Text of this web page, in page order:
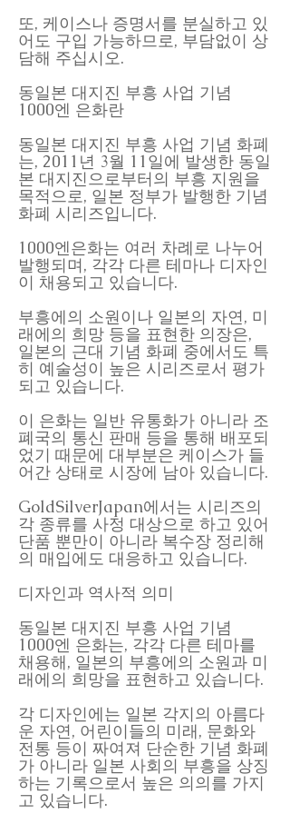
또, 케이스나 증명서를 분실하고 있
어도 구입 가능하므로, 부담없이 상
담해 주십시오.
동일본 대지진 부흥 사업 기념
1000엔 은화란
동일본 대지진 부흥 사업 기념 화폐
는, 2011년 3월 11일에 발생한 동일
본 대지진으로부터의 부흥 지원을
목적으로, 일본 정부가 발행한 기념
화폐 시리즈입니다.
1000엔은화는 여러 차례로 나누어
발행되며, 각각 다른 테마나 디자인
이 채용되고 있습니다.
부흥에의 소원이나 일본의 자연, 미
래에의 희망 등을 표현한 의장은,
일본의 근대 기념 화폐 중에서도 특
히 예술성이 높은 시리즈로서 평가
되고 있습니다.
이 은화는 일반 유통화가 아니라 조
폐국의 통신 판매 등을 통해 배포되
었기 때문에 대부분은 케이스가 들
어간 상태로 시장에 남아 있습니다.
GoldSilverJapan에서는 시리즈의
각 종류를 사정 대상으로 하고 있어
단품 뿐만이 아니라 복수장 정리해
의 매입에도 대응하고 있습니다.
디자인과 역사적 의미
동일본 대지진 부흥 사업 기념
1000엔 은화는, 각각 다른 테마를
채용해, 일본의 부흥에의 소원과 미
래에의 희망을 표현하고 있습니다.
각 디자인에는 일본 각지의 아름다
운 자연, 어린이들의 미래, 문화와
전통 등이 짜여져 단순한 기념 화폐
가 아니라 일본 사회의 부흥을 상징
하는 기록으로서 높은 의의를 가지
고 있습니다.